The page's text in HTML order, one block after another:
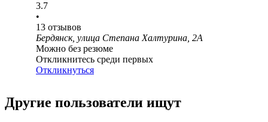
3.7
•
13 отзывов
Бердянск, улица Степана Халтурина, 2А
Можно без резюме
Откликнитесь среди первых
Откликнуться
Другие пользователи ищут